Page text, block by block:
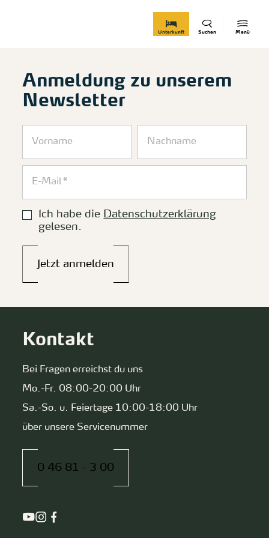
Menü
Suchen
Unterkunft
Anmeldung zu unserem
Newsletter
Ich habe die Datenschutzerklärung
gelesen.
Jetzt anmelden
Kontakt
Bei Fragen erreichst du uns
Mo.-Fr. 08:00-20:00 Uhr
Sa.-So. u. Feiertage 10:00-18:00 Uhr
über unsere Servicenummer
0 46 81 - 3 00